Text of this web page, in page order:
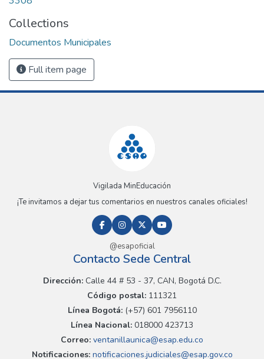
Collections
Documentos Municipales
Full item page
Vigilada MinEducación
¡Te invitamos a dejar tus comentarios en nuestros canales oficiales!
@esapoficial
Contacto Sede Central
Dirección:Calle 44 # 53 - 37, CAN, Bogotá D.C.
Código postal: 111321
Línea Bogotá:(+57) 601 7956110
Línea Nacional: 018000 423713
Correo: ventanillaunica@esap.edu.co
Notificaciones:notificaciones.judiciales@esap.gov.co